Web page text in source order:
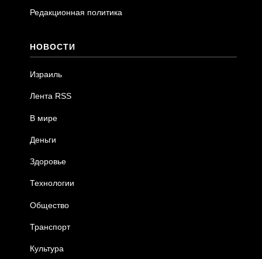
Редакционная политика
НОВОСТИ
Израиль
Лента RSS
В мире
Деньги
Здоровье
Технологии
Общество
Транспорт
Культура